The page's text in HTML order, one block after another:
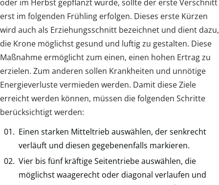
oder im Herbst gepflanzt wurde, sollte der erste Verschnitt
erst im folgenden Frühling erfolgen. Dieses erste Kürzen
wird auch als Erziehungsschnitt bezeichnet und dient dazu,
die Krone möglichst gesund und luftig zu gestalten. Diese
Maßnahme ermöglicht zum einen, einen hohen Ertrag zu
erzielen. Zum anderen sollen Krankheiten und unnötige
Energieverluste vermieden werden. Damit diese Ziele
erreicht werden können, müssen die folgenden Schritte
berücksichtigt werden:
Einen starken Mitteltrieb auswählen, der senkrecht
verläuft und diesen gegebenenfalls markieren.
Vier bis fünf kräftige Seitentriebe auswählen, die
möglichst waagerecht oder diagonal verlaufen und